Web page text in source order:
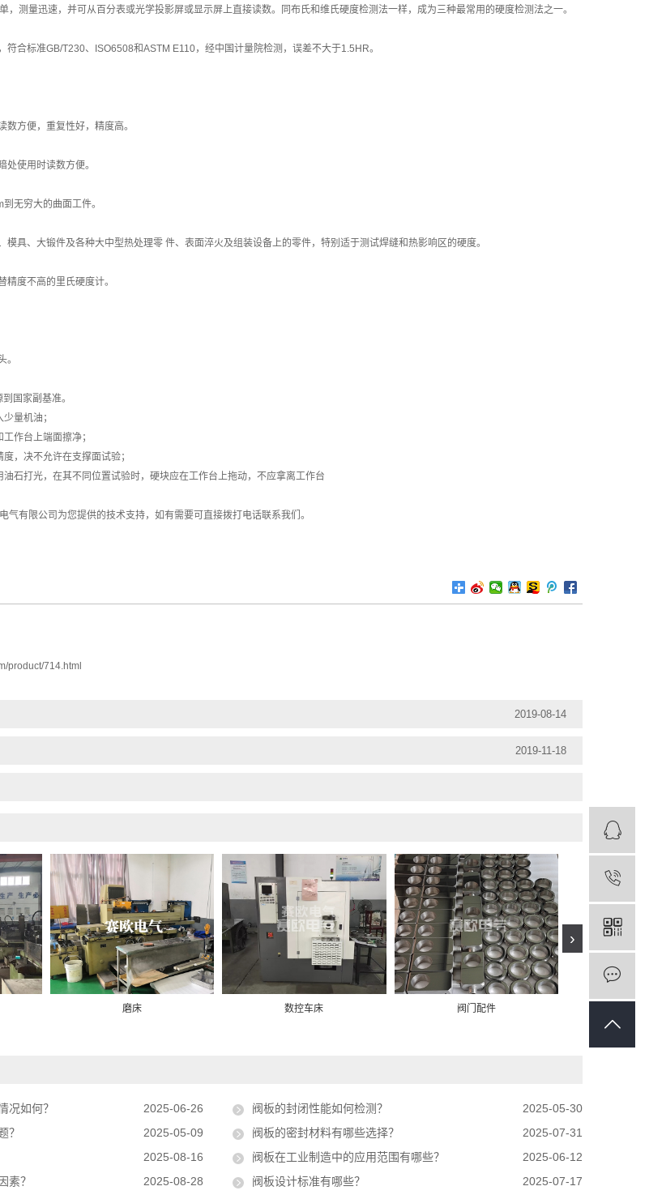
，测量迅速，并可从百分表或光学投影屏或显示屏上直接读数。同布氏和维氏硬度检测法一样，成为三种最常用的硬度检测法之一。
符合标准GB/T230、ISO6508和ASTM E110，经中国计量院检测，误差不大于1.5HR。
方便，重复性好，精度高。
处使用时读数方便。
无穷大的曲面工件。
模具、大锻件及各种大中型热处理零 件、表面淬火及组装设备上的零件，特别适于测试焊缝和热影响区的硬度。
度不高的里氏硬度计。
。
国家副基准。
量机油；
作台上端面擦净；
，决不允许在支撑面试验；
石打光，在其不同位置试验时，硬块应在工作台上拖动，不应拿离工作台
有限公司为您提供的技术支持，如有需要可直接拨打电话联系我们。
product/714.html
2019-08-14
2019-11-18
磨床 数控车床 阀门配件
›
况如何？ 2025-06-26 阀板的封闭性能如何检测？
2025-05-30
？
2025-05-09 阀板的密封材料有哪些选择？
2025-07-31
2025-08-16 阀板在工业制造中的应用范围有哪些？
2025-06-12
素？
2025-08-28 阀板设计标准有哪些？ 2025-07-17